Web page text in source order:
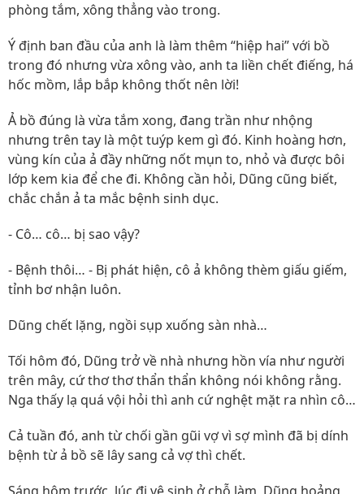
phòng tắm, xông thẳng vào trong.
Ý định ban đầu của anh là làm thêm “hiệp hai” với bồ
trong đó nhưng vừa xông vào, anh ta liền chết điếng, há
hốc mồm, lắp bắp không thốt nên lời!
Ả bồ đúng là vừa tắm xong, đang trần như nhộng
nhưng trên tay là một tuýp kem gì đó. Kinh hoàng hơn,
vùng kín của ả đầy những nốt mụn to, nhỏ và được bôi
lớp kem kia để che đi. Không cần hỏi, Dũng cũng biết,
chắc chắn ả ta mắc bệnh sinh dục.
- Cô… cô… bị sao vậy?
- Bệnh thôi… - Bị phát hiện, cô ả không thèm giấu giếm,
tỉnh bơ nhận luôn.
Dũng chết lặng, ngồi sụp xuống sàn nhà…
Tối hôm đó, Dũng trở về nhà nhưng hồn vía như người
trên mây, cứ thơ thơ thẩn thẩn không nói không rằng.
Nga thấy lạ quá vội hỏi thì anh cứ nghệt mặt ra nhìn cô…
Cả tuần đó, anh từ chối gần gũi vợ vì sợ mình đã bị dính
bệnh từ ả bồ sẽ lây sang cả vợ thì chết.